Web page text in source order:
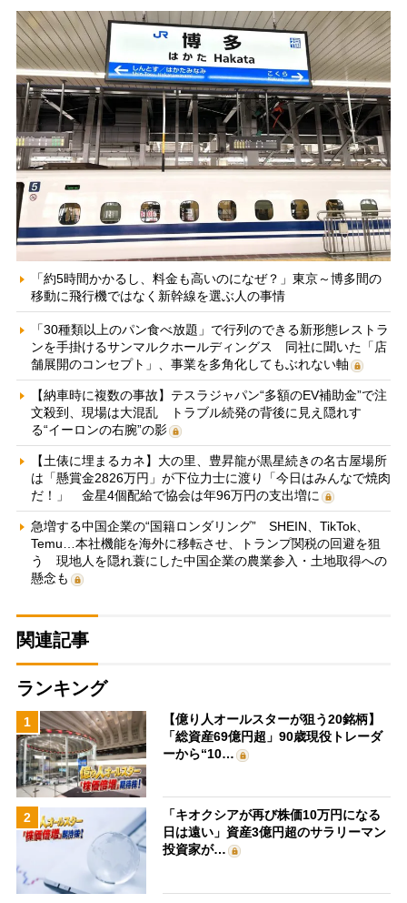
「約5時間かかるし、料金も高いのになぜ？」東京～博多間の
移動に飛行機ではなく新幹線を選ぶ人の事情
「30種類以上のパン食べ放題」で行列のできる新形態レストラ
ンを手掛けるサンマルクホールディングス 同社に聞いた「店
舗展開のコンセプト」、事業を多角化してもぶれない軸
【納車時に複数の事故】テスラジャパン“多額のEV補助金”で注
文殺到、現場は大混乱 トラブル続発の背後に見え隠れす
る“イーロンの右腕”の影
【土俵に埋まるカネ】大の里、豊昇龍が黒星続きの名古屋場所
は「懸賞金2826万円」が下位力士に渡り「今日はみんなで焼肉
だ！」 金星4個配給で協会は年96万円の支出増に
急増する中国企業の“国籍ロンダリング” SHEIN、TikTok、
Temu…本社機能を海外に移転させ、トランプ関税の回避を狙
う 現地人を隠れ蓑にした中国企業の農業参入・土地取得への
懸念も
関連記事
ランキング
1
【億り人オールスターが狙う20銘柄】
「総資産69億円超」90歳現役トレーダ
ーから“10…
2
「キオクシアが再び株価10万円になる
日は遠い」資産3億円超のサラリーマン
投資家が…